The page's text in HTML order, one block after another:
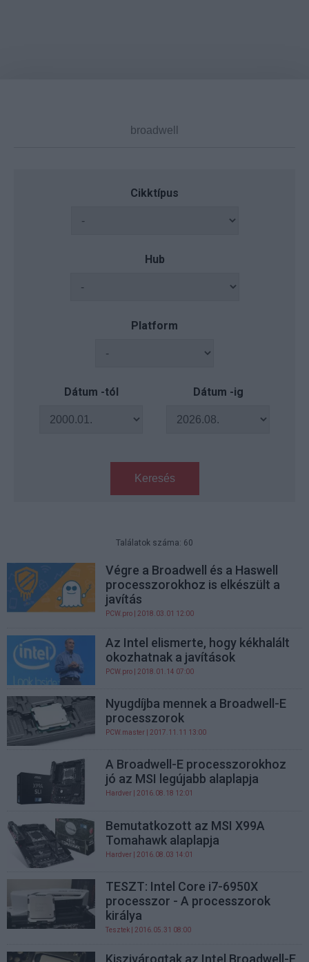
Cikktípus
Hub
Platform
Dátum -tól Dátum -ig
Keresés
Találatok száma: 60
Végre a Broadwell és a Haswell
processzorokhoz is elkészült a
javítás
PCW.pro | 2018.03.01 12:00
Az Intel elismerte, hogy kékhalált
okozhatnak a javítások
PCW.pro | 2018.01.14 07:00
Nyugdíjba mennek a Broadwell-E
processzorok
PCW.master | 2017.11.11 13:00
A Broadwell-E processzorokhoz
jó az MSI legújabb alaplapja
Hardver | 2016.08.18 12:01
Bemutatkozott az MSI X99A
Tomahawk alaplapja
Hardver | 2016.08.03 14:01
TESZT: Intel Core i7-6950X
processzor - A processzorok
királya
Tesztek | 2016.05.31 08:00
Kiszivárogtak az Intel Broadwell-E